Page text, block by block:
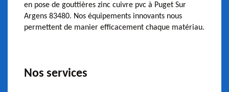
en pose de gouttières zinc cuivre pvc à Puget Sur
Argens 83480. Nos équipements innovants nous
permettent de manier efficacement chaque matériau.
Nos services